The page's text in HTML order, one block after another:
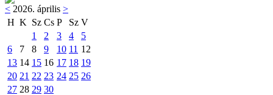
< 2026. április >
H K Sz Cs P Sz V
1
2 3 4
5
6
7 8 9 10 11 12
13 14 15 16 17 18 19
20 21 22 23 24 25 26
27 28 29 30